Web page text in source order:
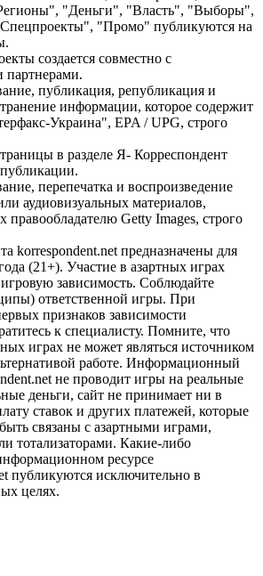
"Деньги", "Власть", "Выборы",
"Промо" публикуются на
создается совместно с
партнерами.
публикация, републикация и
информации, которое содержит
Украина", EPA / UPG, строго
в разделе Я- Корреспондент
публикации.
перепечатка и воспроизведение
аудиовизуальных материалов,
Getty Images, строго
korrespondent.net предназначены для
(21+). Участие в азартных играх
зависимость. Соблюдайте
ответственной игры. При
признаков зависимости
к специалисту. Помните, что
играх не может являться источником
работе. Информационный
не проводит игры на реальные
деньги, сайт не принимает ни в
ставок и других платежей, которые
связаны с азартными играми,
тотализаторами. Какие-либо
ресурсе
публикуются исключительно в
целях.